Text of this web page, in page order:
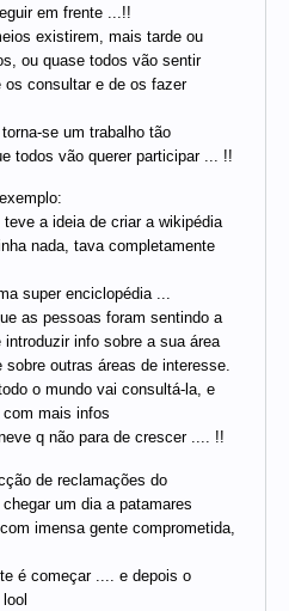
em frente ...!!
existirem, mais tarde ou
ou quase todos vão sentir
os consultar e de os fazer
se um trabalho tão
todos vão querer participar ... !!
a ideia de criar a wikipédia
nada, tava completamente
super enciclopédia ...
as pessoas foram sentindo a
introduzir info sobre a sua área
sobre outras áreas de interesse.
o mundo vai consultá-la, e
com mais infos
q não para de crescer .... !!
de reclamações do
chegar um dia a patamares
imensa gente comprometida,
é começar .... e depois o